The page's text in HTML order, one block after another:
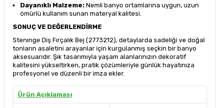
Dayanıklı Malzeme: Nemli banyo ortamlarına uygun, uzun
ömürlü kullanım sunan materyal kalitesi.
SONUÇ VE DEĞERLENDİRME
Stenınge Diş Fırçalık Bej (2773212), detaylarda sadeliği ve doğal
tonların asaletini arayanlar için kurgulanmış seçkin bir banyo
aksesuarıdır. Şık tasarımıyla yaşam alanlarınızın dekoratif
kalitesini yükseltirken, pratik çözümleriyle günlük hayatınıza
profesyonel ve düzenli bir imza ekler.
Ürün Açıklaması